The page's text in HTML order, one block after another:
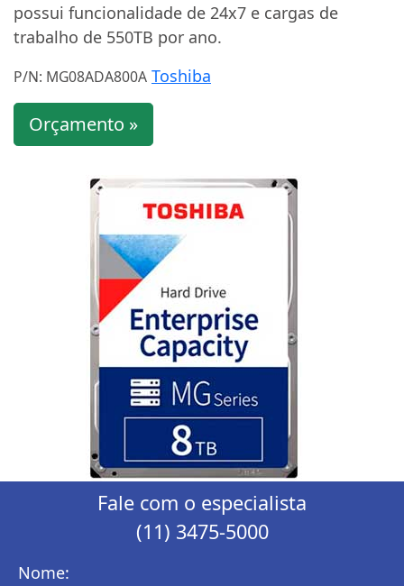
possui funcionalidade de 24x7 e cargas de
trabalho de 550TB por ano.
P/N: MG08ADA800A Toshiba
Orçamento »
Fale com o especialista
(11) 3475-5000
Nome: